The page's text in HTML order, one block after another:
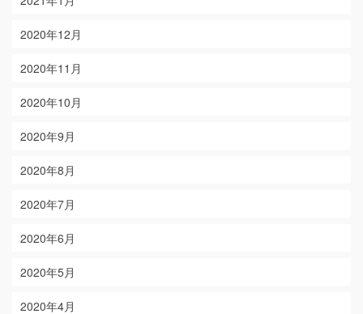
2020年12月
2020年11月
2020年10月
2020年9月
2020年8月
2020年7月
2020年6月
2020年5月
2020年4月